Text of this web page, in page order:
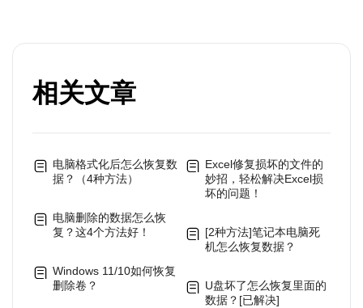
相关文章
电脑格式化后怎么恢复数
据？（4种方法）
电脑删除的数据怎么恢
复？这4个方法好！
Windows 11/10如何恢复
删除卷？
Excel修复损坏的文件的
妙招，轻松解决Excel损
坏的问题！
[2种方法]笔记本电脑死
机怎么恢复数据？
U盘坏了怎么恢复里面的
数据？[已解决]